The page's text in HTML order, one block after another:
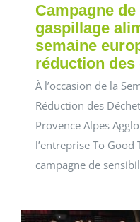
Campagne
gaspillage
semaine
réduction des
À l’occasion de la
Réduction des
Provence Alpes
l’entreprise To
campagne de